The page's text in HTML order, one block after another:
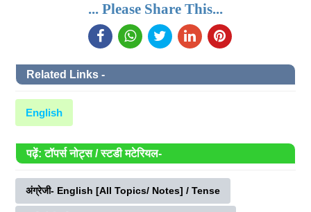
... Please Share This...
Related Links -
English
पढ़ें: टॉपर्स नोट्स / स्टडी मटेरियल-
अंग्रेजी- English [All Topics/ Notes] / Tense